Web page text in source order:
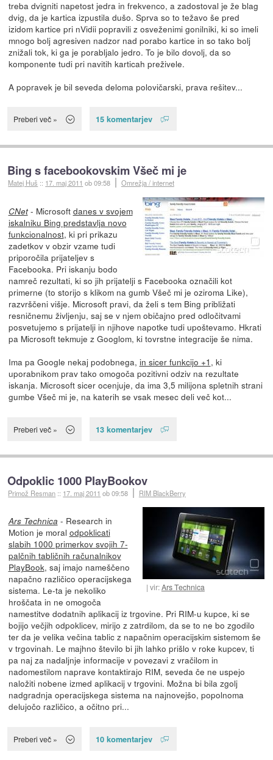
treba dvigniti napetost jedra in frekvenco, a zadostoval je že blag
dvig, da je kartica izpustila dušo. Sprva so to težavo še pred
izidom kartice pri nVidii popravili z osveženimi gonilniki, ki so imeli
mnogo bolj agresiven nadzor nad porabo kartice in so tako bolj
znižali tok, ki ga je porabljalo jedro. To je bilo dovolj, da so
komponente tudi pri navitih karticah preživele.
A popravek je bil seveda deloma polovičarski, prava rešitev...
Preberi več » 15 komentarjev
Bing s facebookovskim Všeč mi je
Matej Huš :: 17. maj 2011 ob 09:58 Omrežja / internet
CNet- Microsoft danes v svojem
iskalniku Bing predstavlja novo
funkcionalnost, ki pri prikazu
zadetkov v obzir vzame tudi
priporočila prijateljev s
Facebooka. Pri iskanju bodo
namreč rezultati, ki so jih prijatelji s Facebooka označili kot
primerne (to storijo s klikom na gumb Všeč mi je oziroma Like),
razvrščeni višje. Microsoft pravi, da želi s tem Bing približati
resničnemu življenju, saj se v njem običajno pred odločitvami
posvetujemo s prijatelji in njihove napotke tudi upoštevamo. Hkrati
pa Microsoft tekmuje z Googlom, ki tovrstne integracije še nima.
Ima pa Google nekaj podobnega, in sicer funkcijo +1 , ki
uporabnikom prav tako omogoča pozitivni odziv na rezultate
iskanja. Microsoft sicer ocenjuje, da ima 3,5 milijona spletnih strani
gumbe Všeč mi je, na katerih se vsak mesec deli več kot...
Preberi več » 13 komentarjev
Odpoklic 1000 PlayBookov
Primož Resman :: 17. maj 2011 ob 09:58 RIM BlackBerry
vir:Ars Technica
Ars Technica - Research in
Motion je moral odpoklicati
slabih 1000 primerkov svojih 7-
palčnih tabličnih računalnikov
PlayBook, saj imajo nameščeno
napačno različico operacijskega
sistema. Le-ta je nekoliko
hroščata in ne omogoča
namestitve dodatnih aplikacij iz trgovine. Pri RIM-u kupce, ki se
bojijo večjih odpoklicev, mirijo z zatrdilom, da se to ne bo zgodilo
ter da je velika večina tablic z napačnim operacijskim sistemom še
v trgovinah. Le majhno število bi jih lahko prišlo v roke kupcev, ti
pa naj za nadaljnje informacije v povezavi z vračilom in
nadomestilom naprave kontaktirajo RIM, seveda če ne uspejo
naložiti nobene izmed aplikacij v trgovini. Možna bi bila zgolj
nadgradnja operacijskega sistema na najnovejšo, popolnoma
delujočo različico, a očitno pri...
Preberi več » 10 komentarjev